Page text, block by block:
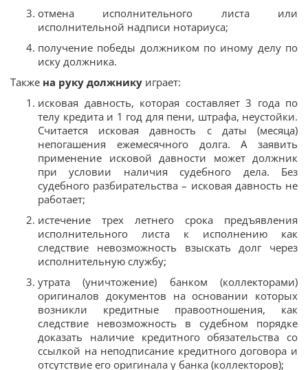
отмена исполнительного листа или
исполнительной надписи нотариуса;
получение победы должником по иному делу по
иску должника.
Также на руку должнику играет:
исковая давность, которая составляет 3 года по
телу кредита и 1 год для пени, штрафа, неустойки.
Считается исковая давность с даты (месяца)
непогашения ежемесячного долга. А заявить
применение исковой давности может должник
при условии наличия судебного дела. Без
судебного разбирательства – исковая давность не
работает;
истечение трех летнего срока предъявления
исполнительного листа к исполнению как
следствие невозможность взыскать долг через
исполнительную службу;
утрата (уничтожение) банком (коллекторами)
оригиналов документов на основании которых
возникли кредитные правоотношения, как
следствие невозможность в судебном порядке
доказать наличие кредитного обязательства со
ссылкой на неподписание кредитного договора и
отсутствие его оригинала у банка (коллекторов);